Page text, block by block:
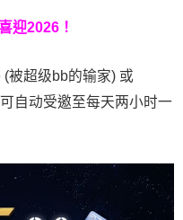
迎2026！
被超级bb的输家) 或
自动受邀至每天两小时一